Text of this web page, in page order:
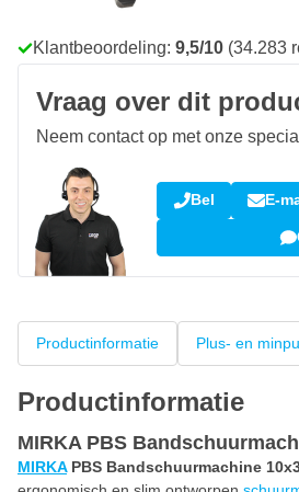
Klantbeoordeling: 9,5/10 (34.283
Vraag over dit
Neem contact op met onze
Bel E-
Productinformatie Plus- en
Productinformatie
MIRKA PBS
MIRKAPBS Bandschuurmachine